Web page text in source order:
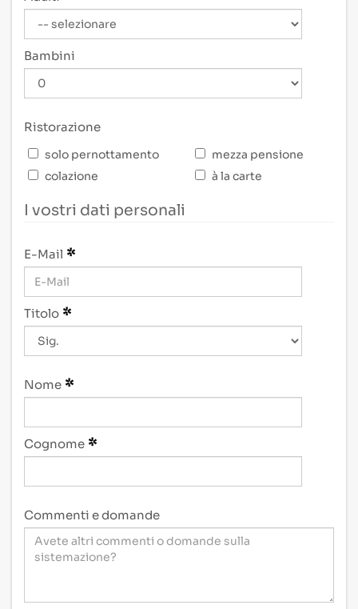
Bambini
Ristorazione
solo pernottamento
colazione
mezza pensione
à la carte
I vostri dati personali
E-Mail
Titolo
Nome
Cognome
Commenti e domande